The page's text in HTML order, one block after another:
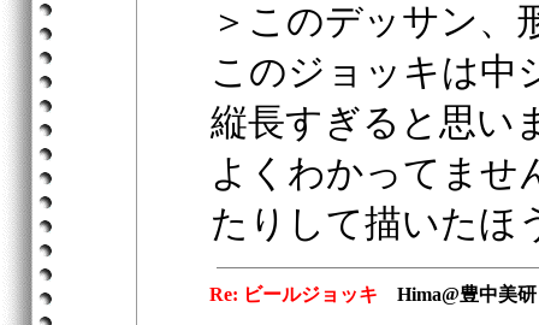
＞このデッサン、
このジョッキは中
縦長すぎると思い
よくわかってませ
たりして描いたほ
Re: ビールジョッキ Hima@豊中美